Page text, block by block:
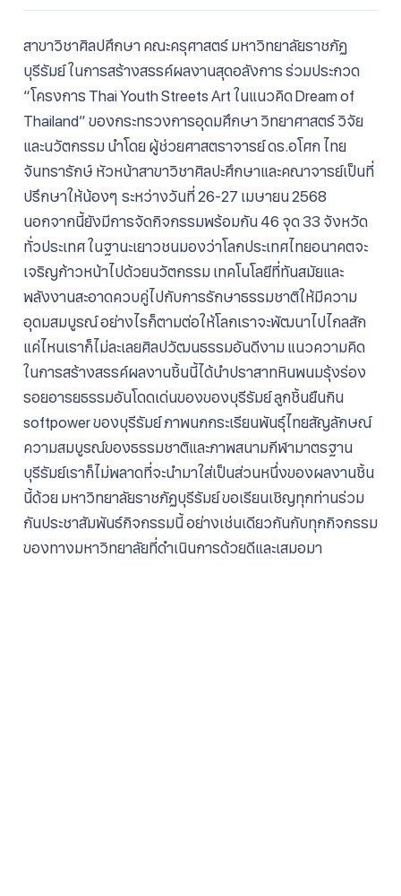
สาขาวิชาศิลปศึกษา คณะครุศาสตร์ มหาวิทยาลัยราชภัฏ
บุรีรัมย์ ในการสร้างสรรค์ผลงานสุดอลังการ ร่วมประกวด
“โครงการ Thai Youth Streets Art ในแนวคิด Dream of
Thailand” ของกระทรวงการอุดมศึกษา วิทยาศาสตร์ วิจัย
และนวัตกรรม นำโดย ผู้ช่วยศาสตราจารย์ ดร.อโศก ไทย
จันทรารักษ์ หัวหน้าสาขาวิชาศิลปะศึกษาและคณาจารย์เป็นที่
ปรึกษาให้น้องๆ ระหว่างวันที่ 26-27 เมษายน 2568
นอกจากนี้ยังมีการจัดกิจกรรมพร้อมกัน 46 จุด 33 จังหวัด
ทั่วประเทศ ในฐานะเยาวชนมองว่าโลกประเทศไทยอนาคตจะ
เจริญก้าวหน้าไปด้วยนวัตกรรม เทคโนโลยีที่ทันสมัยและ
พลังงานสะอาดควบคู่ไปกับการรักษาธรรมชาติให้มีความ
อุดมสมบูรณ์ อย่างไรก็ตามต่อให้โลกเราจะพัฒนาไปไกลสัก
แค่ไหนเราก็ไม่ละเลยศิลปวัฒนธรรมอันดีงาม แนวความคิด
ในการสร้างสรรค์ผลงานชิ้นนี้ได้นำปราสาทหินพนมรุ้งร่อง
รอยอารยธรรมอันโดดเด่นของของบุรีรัมย์ ลูกชิ้นยืนกิน
softpower ของบุรีรัมย์ ภาพนกกระเรียนพันธุ์ไทยสัญลักษณ์
ความสมบูรณ์ของธรรมชาติและภาพสนามกีฬามาตรฐาน
บุรีรัมย์เราก็ไม่พลาดที่จะนำมาใส่เป็นส่วนหนึ่งของผลงานชิ้น
นี้ด้วย มหาวิทยาลัยราชภัฏบุรีรัมย์ ขอเรียนเชิญทุกท่านร่วม
กันประชาสัมพันธ์กิจกรรมนี้ อย่างเช่นเดียวกันกับทุกกิจกรรม
ของทางมหาวิทยาลัยที่ดำเนินการด้วยดีและเสมอมา